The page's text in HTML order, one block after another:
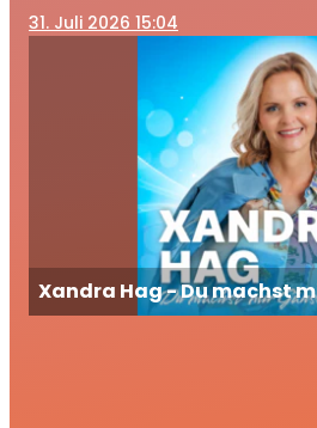
31. Juli 2026 15:04
Xandra Hag - Du machst